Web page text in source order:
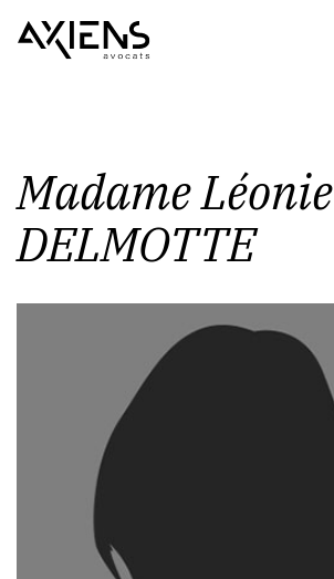
MadameLéonie
DELMOTTE